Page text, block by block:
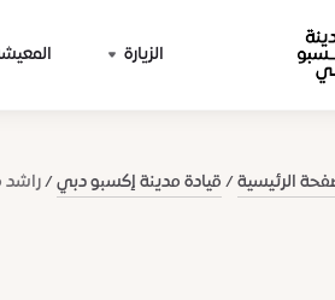
الزيارة
الرئيسية قيادة مدينة إكسبو دبي راشد